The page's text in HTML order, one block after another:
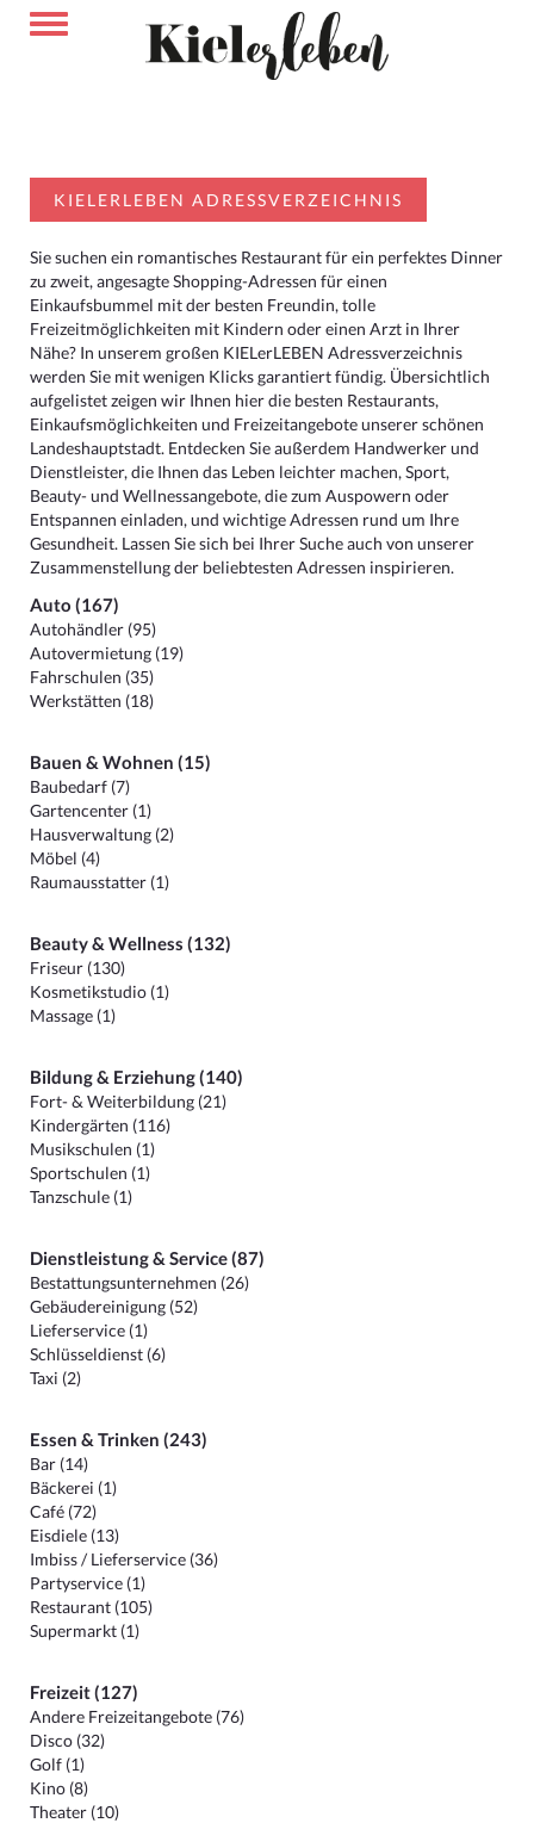
KIELERLEBEN ADRESSVERZEICHNIS
Sie suchen ein romantisches Restaurant für ein perfektes Dinner
zu zweit, angesagte Shopping-Adressen für einen
Einkaufsbummel mit der besten Freundin, tolle
Freizeitmöglichkeiten mit Kindern oder einen Arzt in Ihrer
Nähe? In unserem großen KIELerLEBEN Adressverzeichnis
werden Sie mit wenigen Klicks garantiert fündig. Übersichtlich
aufgelistet zeigen wir Ihnen hier die besten Restaurants,
Einkaufsmöglichkeiten und Freizeitangebote unserer schönen
Landeshauptstadt. Entdecken Sie außerdem Handwerker und
Dienstleister, die Ihnen das Leben leichter machen, Sport,
Beauty- und Wellnessangebote, die zum Auspowern oder
Entspannen einladen, und wichtige Adressen rund um Ihre
Gesundheit. Lassen Sie sich bei Ihrer Suche auch von unserer
Zusammenstellung der beliebtesten Adressen inspirieren.
Auto (167)
Autohändler (95)
Autovermietung (19)
Fahrschulen (35)
Werkstätten (18)
Bauen & Wohnen (15)
Baubedarf (7)
Gartencenter (1)
Hausverwaltung (2)
Möbel (4)
Raumausstatter (1)
Beauty & Wellness (132)
Friseur (130)
Kosmetikstudio (1)
Massage (1)
Bildung & Erziehung (140)
Fort- & Weiterbildung (21)
Kindergärten (116)
Musikschulen (1)
Sportschulen (1)
Tanzschule (1)
Dienstleistung & Service (87)
Bestattungsunternehmen (26)
Gebäudereinigung (52)
Lieferservice (1)
Schlüsseldienst (6)
Taxi (2)
Essen & Trinken (243)
Bar (14)
Bäckerei (1)
Café (72)
Eisdiele (13)
Imbiss / Lieferservice (36)
Partyservice (1)
Restaurant (105)
Supermarkt (1)
Freizeit (127)
Andere Freizeitangebote (76)
Disco (32)
Golf (1)
Kino (8)
Theater (10)